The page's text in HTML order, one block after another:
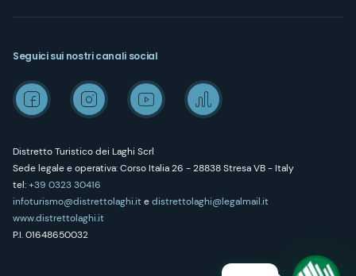
Distretto Turistico dei Laghi Scrl
Sede legale e operativa: Corso Italia 26 - 28838 Stresa VB - Italy
tel:+39 0323 30416
infoturismo@distrettolaghi.itedistrettolaghi@legalmail.it
www.distrettolaghi.it
P.I. 01648650032
Seguici sui nostri canali social